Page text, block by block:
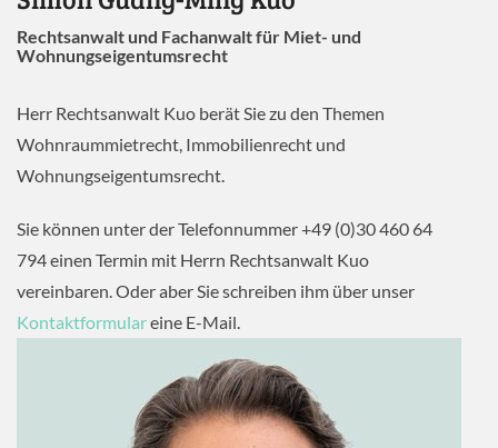
Rechtsanwalt und Fachanwalt für Miet- und
Wohnungseigentumsrecht
Herr Rechtsanwalt Kuo berät Sie zu den Themen
Wohnraummietrecht, Immobilienrecht und
Wohnungseigentumsrecht.
Sie können unter der Telefonnummer +49 (0)30 460 64
794 einen Termin mit Herrn Rechtsanwalt Kuo
vereinbaren. Oder aber Sie schreiben ihm über unser
Kontaktformulareine E-Mail.